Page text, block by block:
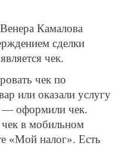
Камалова
сделки
чек.
чек по
или оказали услугу
— оформили чек.
в мобильном
«Мой налог». Есть